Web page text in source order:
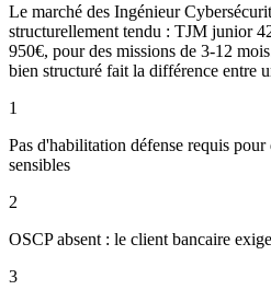
Le marché des Ingénieur
structurellement tendu : TJM junior
950€, pour des missions de 3-12
bien structuré fait la différence entre
1
Pas d'habilitation défense requis pour
sensibles
2
OSCP absent : le client bancaire
3